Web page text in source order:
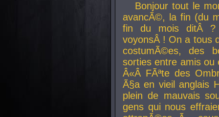
Bonjour tout le
avancÃ©, la fin (du
fin du mois ditÂ ?
voyonsÂ ! On a tous
costumÃ©es, des
sorties entre amis
Â«Â FÃªte des
Ã§a en vieil anglais
plein de mauvais
gens qui nous